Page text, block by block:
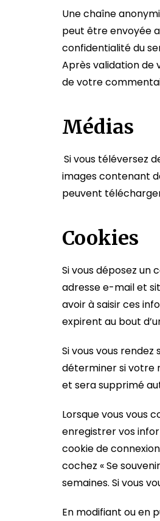
Une chaîne
peut être envoyée
confidentialité du
Après validation
de votre
Médias
Si vous téléversez
images contenant
peuvent
Cookies
Si vous déposez un
adresse e-mail et
avoir à saisir ces
expirent au bout
Si vous vous
déterminer si votre
et sera supprimé
Lorsque vous vous
enregistrer vos
cookie de connexion
cochez « Se
semaines. Si vous
En modifiant ou en